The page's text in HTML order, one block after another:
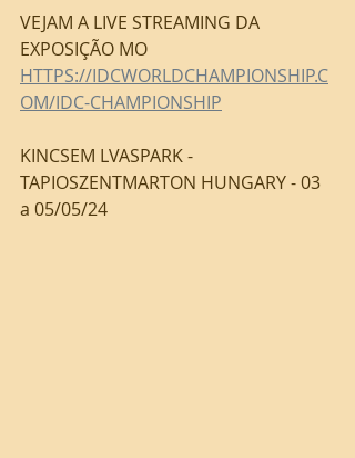
VEJAM A LIVE STREAMING DA
EXPOSIÇÃO MO
HTTPS://IDCWORLDCHAMPIONSHIP.C
OM/IDC-CHAMPIONSHIP
KINCSEM LVASPARK -
TAPIOSZENTMARTON HUNGARY - 03
a 05/05/24